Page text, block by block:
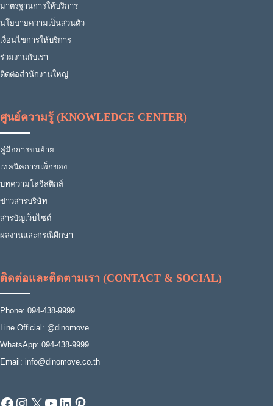
มาตรฐานการให้บริการ
นโยบายความเป็นส่วนตัว
เงื่อนไขการให้บริการ
ร่วมงานกับเรา
ติดต่อสำนักงานใหญ่
ศูนย์ความรู้ (KNOWLEDGE CENTER)
คู่มือการขนย้าย
เทคนิคการแพ็กของ
บทความโลจิสติกส์
ข่าวสารบริษัท
สารบัญเว็บไซต์
ผลงานและกรณีศึกษา
ติดต่อและติดตามเรา (CONTACT & SOCIAL)
Phone: 094-438-9999
Line Official: @dinomove
WhatsApp: 094-438-9999
Email: info@dinomove.co.th
Facebook
Instagram
X YouTube
LinkedIn
Pinterest